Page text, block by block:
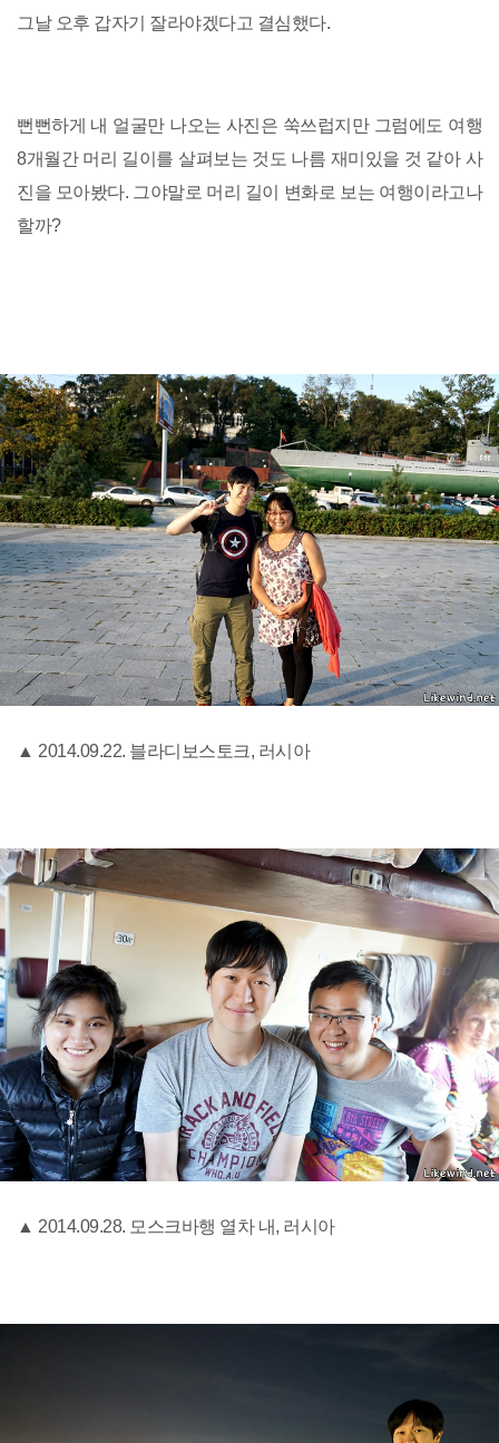
그날 오후 갑자기 잘라야겠다고 결심했다.
뻔뻔하게 내 얼굴만 나오는 사진은 쑥쓰럽지만 그럼에도 여행
8개월간 머리 길이를 살펴보는 것도 나름 재미있을 것 같아 사
진을 모아봤다. 그야말로 머리 길이 변화로 보는 여행이라고나
할까?
▲ 2014.09.22. 블라디보스토크, 러시아
▲ 2014.09.28. 모스크바행 열차 내, 러시아